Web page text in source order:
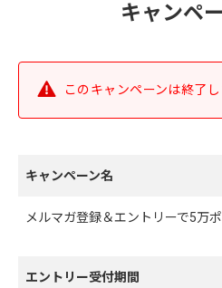
キャンペ
このキャンペーンは終了
キャンペーン名
メルマガ登録＆エントリーで5万
エントリー受付期間